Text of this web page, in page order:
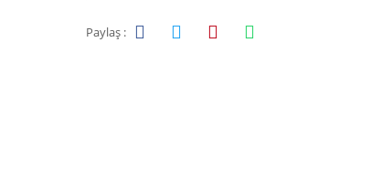
Paylaş :